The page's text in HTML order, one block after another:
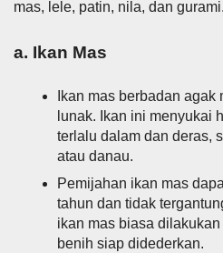
mas, lele, patin, nila, dan gurami.
a. Ikan Mas
Ikan mas berbadan
lunak. Ikan ini menyukai
terlalu dalam dan deras,
atau danau.
Pemijahan ikan mas
tahun dan tidak
ikan mas biasa
benih siap didederkan.